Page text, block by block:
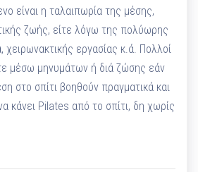
είναι η ταλαιπωρία της μέσης,
ζωής, είτε λόγω της πολύωρης
χειρωνακτικής εργασίας κ.ά. Πολλοί
μέσω μηνυμάτων ή διά ζώσης εάν
στο σπίτι βοηθούν πραγματικά και
κάνει Pilates από το σπίτι, δη χωρίς